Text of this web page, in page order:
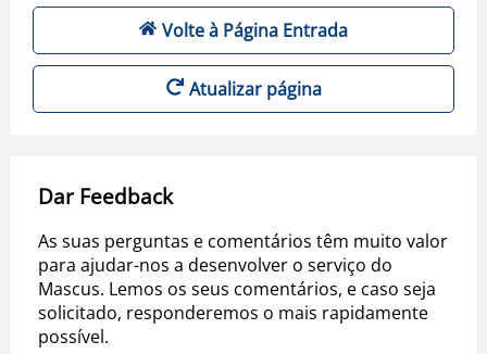
Volte à Página Entrada
Atualizar página
Dar Feedback
As suas perguntas e comentários têm muito valor
para ajudar-nos a desenvolver o serviço do
Mascus. Lemos os seus comentários, e caso seja
solicitado, responderemos o mais rapidamente
possível.